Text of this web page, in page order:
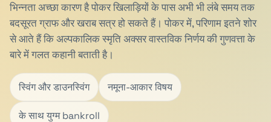
भिन्नता अच्छा कारण है पोकर खिलाड़ियों के पास अभी भी लंबे समय तक
बदसूरत ग्राफ और खराब सत्र हो सकते हैं। पोकर में, परिणाम इतने शोर
से आते हैं कि अल्पकालिक स्मृति अक्सर वास्तविक निर्णय की गुणवत्ता के
बारे में गलत कहानी बताती है।
स्विंग और डाउनस्विंग नमूना-आकार विषय
के साथ युग्म bankroll